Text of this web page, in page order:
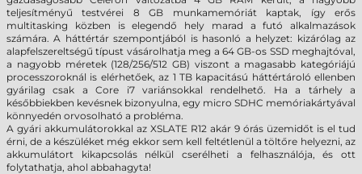
teljesítményű testvérei 8 GB munkamemóriát kaptak, így erős
multitasking közben is elegendő hely marad a futó alkalmazások
számára. A háttértár szempontjából is hasonló a helyzet: kizárólag az
alapfelszereltségű típust vásárolhatja meg a 64 GB-os SSD meghajtóval,
a nagyobb méretek (128/256/512 GB) viszont a magasabb kategóriájú
processzoroknál is elérhetőek, az 1 TB kapacitású háttértároló ellenben
gyárilag csak a Core i7 variánsokkal rendelhető. Ha a tárhely a
későbbiekben kevésnek bizonyulna, egy micro SDHC memóriakártyával
könnyedén orvosolható a probléma.
A gyári akkumulátorokkal az XSLATE R12 akár 9 órás üzemidőt is el tud
érni, de a készüléket még ekkor sem kell feltétlenül a töltőre helyezni, az
akkumulátort kikapcsolás nélkül cserélheti a felhasználója, és ott
folytathatja, ahol abbahagyta!